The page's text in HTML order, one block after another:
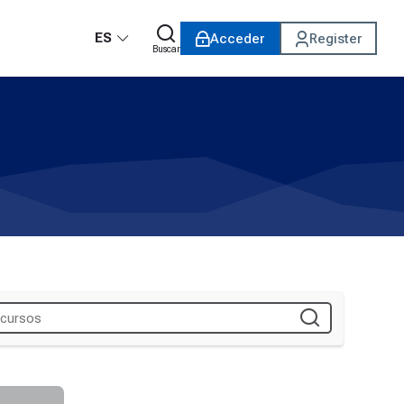
ES
Buscar
Acceder Register
Digital - Ciclo JUL2025